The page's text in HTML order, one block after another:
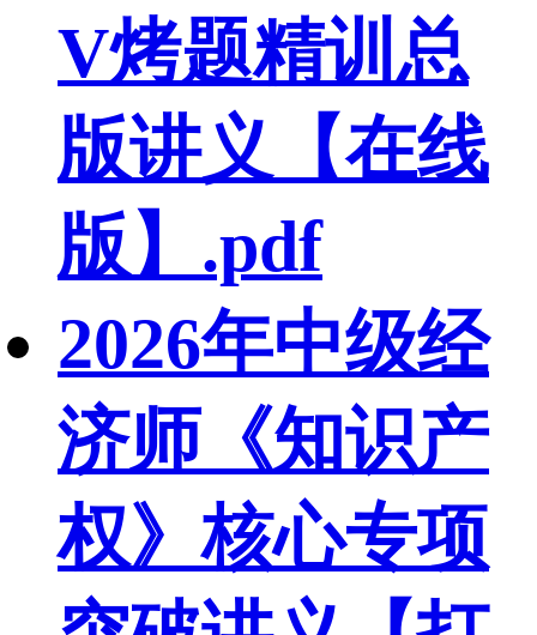
V烤题精训总
版讲义【在线
版】.pdf
2026年中级经
济师《知识产
权》核心专项